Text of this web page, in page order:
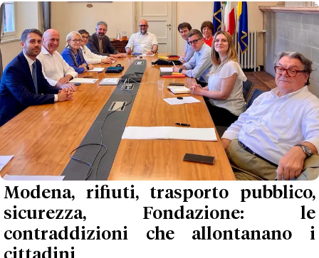
Modena, rifiuti, trasporto pubblico,
sicurezza, Fondazione: le
contraddizioni che allontanano i